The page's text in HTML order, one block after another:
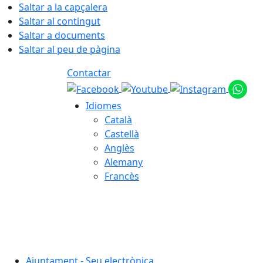
Saltar a la capçalera
Saltar al contingut
Saltar a documents
Saltar al peu de pàgina
Contactar
Idiomes
Català
Castellà
Anglès
Alemany
Francès